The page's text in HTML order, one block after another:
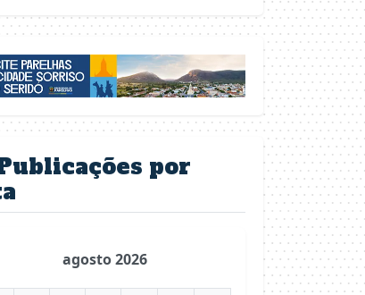
por
agosto 2026